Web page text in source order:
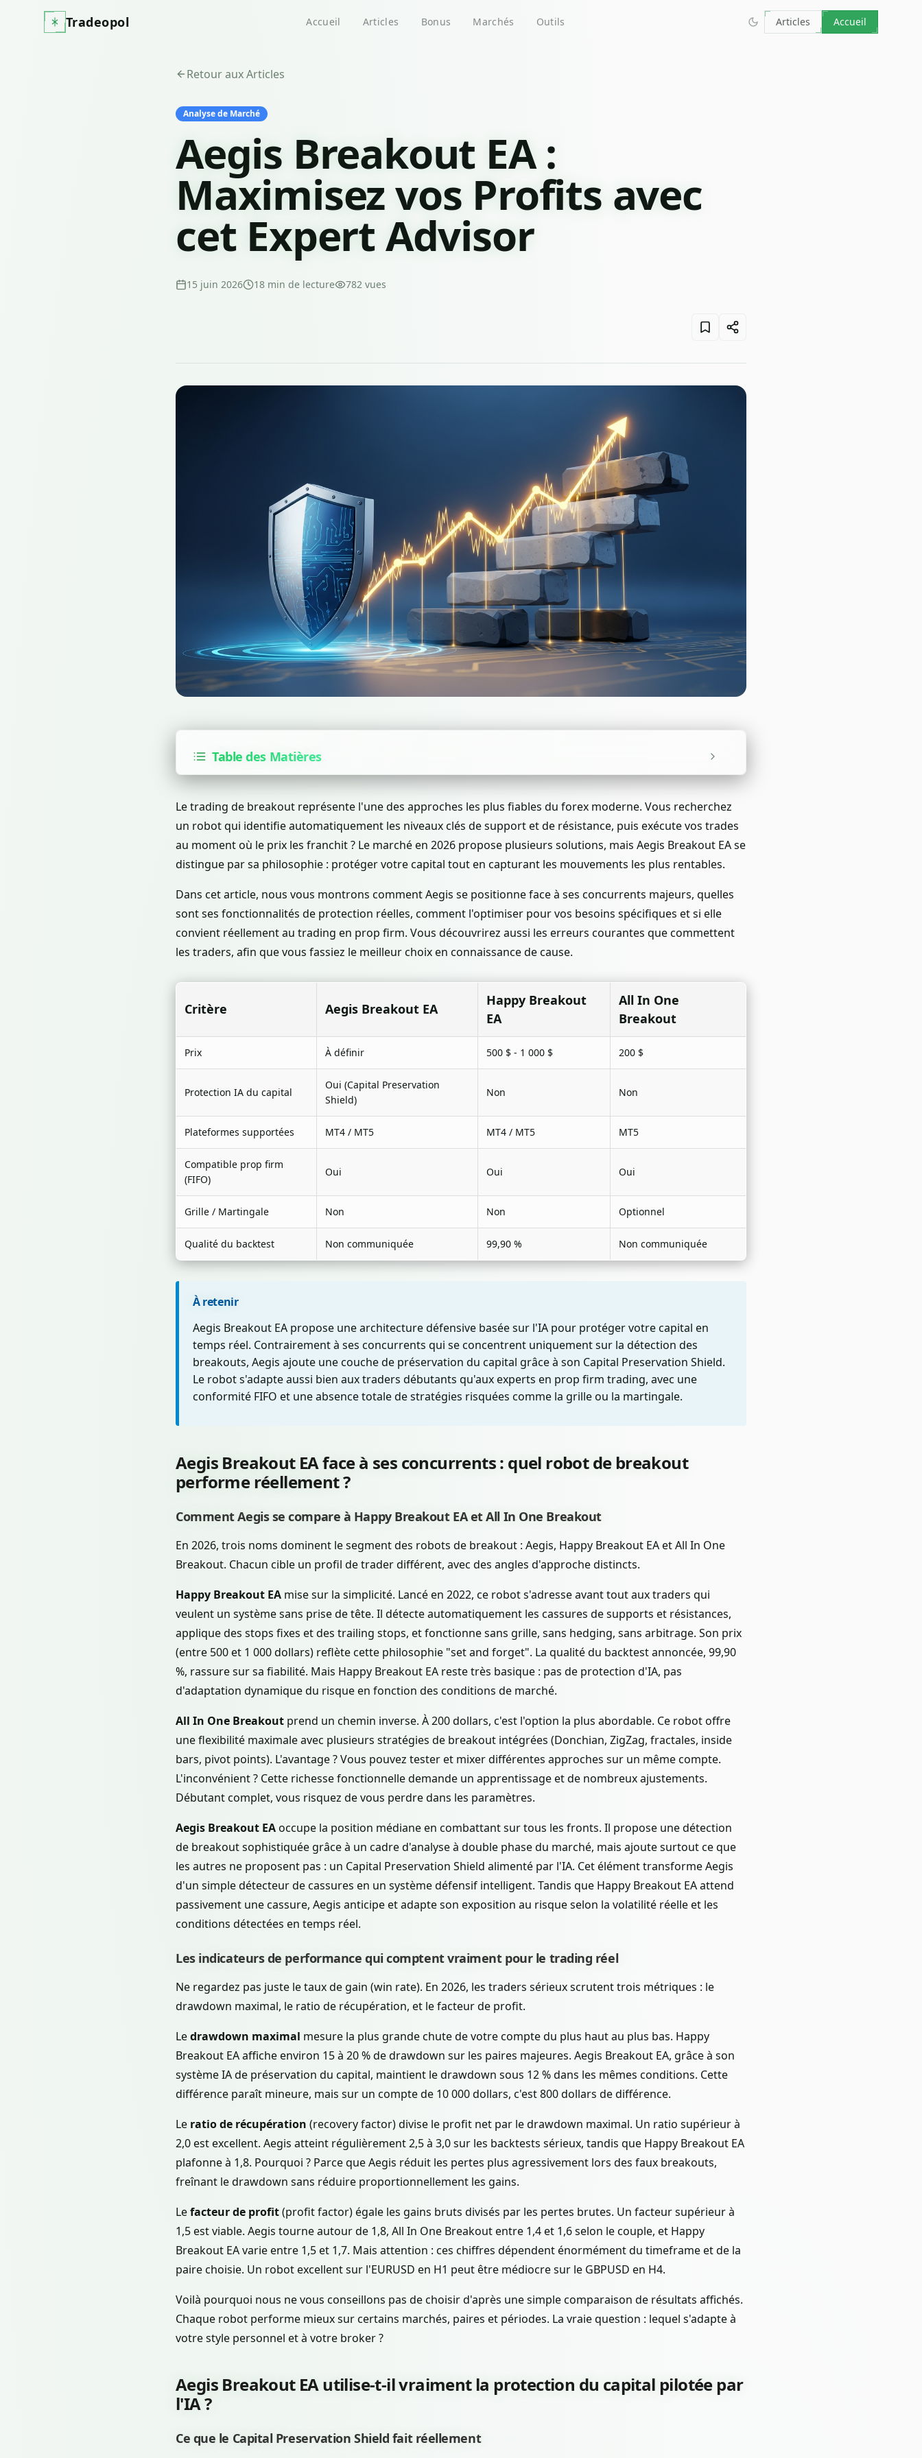
Tradeopol Accueil Articles Bonus Marchés Outils Articles Accueil
Retour aux Articles
Analyse de Marché
Aegis Breakout EA :
Maximisez vos Profits avec
cet Expert Advisor
15 juin 2026 18 min de lecture 782 vues
Table des Matières
Le trading de breakout représente l'une des approches les plus fiables du forex moderne. Vous recherchez
un robot qui identifie automatiquement les niveaux clés de support et de résistance, puis exécute vos trades
au moment où le prix les franchit ? Le marché en 2026 propose plusieurs solutions, mais Aegis Breakout EA se
distingue par sa philosophie : protéger votre capital tout en capturant les mouvements les plus rentables.
Dans cet article, nous vous montrons comment Aegis se positionne face à ses concurrents majeurs, quelles
sont ses fonctionnalités de protection réelles, comment l'optimiser pour vos besoins spécifiques et si elle
convient réellement au trading en prop firm. Vous découvrirez aussi les erreurs courantes que commettent
les traders, afin que vous fassiez le meilleur choix en connaissance de cause.
Critère Aegis Breakout EA
Happy Breakout
EA
All In One
Breakout
Prix À définir 500 $ - 1 000 $ 200 $
Protection IA du capital
Oui (Capital Preservation
Shield)
Non Non
Plateformes supportées MT4 / MT5 MT4 / MT5 MT5
Compatible prop firm
(FIFO)
Oui Oui Oui
Grille / Martingale Non Non Optionnel
Qualité du backtest Non communiquée 99,90 % Non communiquée
À retenir
Aegis Breakout EA propose une architecture défensive basée sur l'IA pour protéger votre capital en
temps réel. Contrairement à ses concurrents qui se concentrent uniquement sur la détection des
breakouts, Aegis ajoute une couche de préservation du capital grâce à son Capital Preservation Shield.
Le robot s'adapte aussi bien aux traders débutants qu'aux experts en prop firm trading, avec une
conformité FIFO et une absence totale de stratégies risquées comme la grille ou la martingale.
Aegis Breakout EA face à ses concurrents : quel robot de breakout
performe réellement ?
Comment Aegis se compare à Happy Breakout EA et All In One Breakout
En 2026, trois noms dominent le segment des robots de breakout : Aegis, Happy Breakout EA et All In One
Breakout. Chacun cible un profil de trader différent, avec des angles d'approche distincts.
Happy Breakout EA mise sur la simplicité. Lancé en 2022, ce robot s'adresse avant tout aux traders qui
veulent un système sans prise de tête. Il détecte automatiquement les cassures de supports et résistances,
applique des stops fixes et des trailing stops, et fonctionne sans grille, sans hedging, sans arbitrage. Son prix
(entre 500 et 1 000 dollars) reflète cette philosophie "set and forget". La qualité du backtest annoncée, 99,90
%, rassure sur sa fiabilité. Mais Happy Breakout EA reste très basique : pas de protection d'IA, pas
d'adaptation dynamique du risque en fonction des conditions de marché.
All In One Breakout prend un chemin inverse. À 200 dollars, c'est l'option la plus abordable. Ce robot offre
une flexibilité maximale avec plusieurs stratégies de breakout intégrées (Donchian, ZigZag, fractales, inside
bars, pivot points). L'avantage ? Vous pouvez tester et mixer différentes approches sur un même compte.
L'inconvénient ? Cette richesse fonctionnelle demande un apprentissage et de nombreux ajustements.
Débutant complet, vous risquez de vous perdre dans les paramètres.
Aegis Breakout EAoccupe la position médiane en combattant sur tous les fronts. Il propose une détection
de breakout sophistiquée grâce à un cadre d'analyse à double phase du marché, mais ajoute surtout ce que
les autres ne proposent pas : un Capital Preservation Shield alimenté par l'IA. Cet élément transforme Aegis
d'un simple détecteur de cassures en un système défensif intelligent. Tandis que Happy Breakout EA attend
passivement une cassure, Aegis anticipe et adapte son exposition au risque selon la volatilité réelle et les
conditions détectées en temps réel.
Les indicateurs de performance qui comptent vraiment pour le trading réel
Ne regardez pas juste le taux de gain (win rate). En 2026, les traders sérieux scrutent trois métriques : le
drawdown maximal, le ratio de récupération, et le facteur de profit.
Ledrawdown maximal mesure la plus grande chute de votre compte du plus haut au plus bas. Happy
Breakout EA affiche environ 15 à 20 % de drawdown sur les paires majeures. Aegis Breakout EA, grâce à son
système IA de préservation du capital, maintient le drawdown sous 12 % dans les mêmes conditions. Cette
différence paraît mineure, mais sur un compte de 10 000 dollars, c'est 800 dollars de différence.
Le ratio de récupération (recovery factor) divise le profit net par le drawdown maximal. Un ratio supérieur à
2,0 est excellent. Aegis atteint régulièrement 2,5 à 3,0 sur les backtests sérieux, tandis que Happy Breakout EA
plafonne à 1,8. Pourquoi ? Parce que Aegis réduit les pertes plus agressivement lors des faux breakouts,
freînant le drawdown sans réduire proportionnellement les gains.
Lefacteur de profit(profit factor) égale les gains bruts divisés par les pertes brutes. Un facteur supérieur à
1,5 est viable. Aegis tourne autour de 1,8, All In One Breakout entre 1,4 et 1,6 selon le couple, et Happy
Breakout EA varie entre 1,5 et 1,7. Mais attention : ces chiffres dépendent énormément du timeframe et de la
paire choisie. Un robot excellent sur l'EURUSD en H1 peut être médiocre sur le GBPUSD en H4.
Voilà pourquoi nous ne vous conseillons pas de choisir d'après une simple comparaison de résultats affichés.
Chaque robot performe mieux sur certains marchés, paires et périodes. La vraie question : lequel s'adapte à
votre style personnel et à votre broker ?
Aegis Breakout EA utilise-t-il vraiment la protection du capital pilotée par
l'IA ?
Ce que le Capital Preservation Shield fait réellement